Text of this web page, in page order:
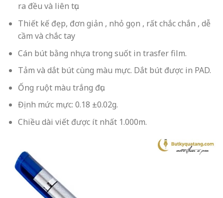
ra đều và liên tục.
Thiết kế đẹp, đơn giản , nhỏ gọn , rất chắc chắn , dễ
cầm và chắc tay
Cán bút bằng nhựa trong suốt in trasfer film.
Tảm và dắt bút cùng màu mực. Dắt bút được in PAD.
Ống ruột màu trắng đục.
Định mức mực: 0.18 ±0.02g.
Chiều dài viết được ít nhất 1.000m.